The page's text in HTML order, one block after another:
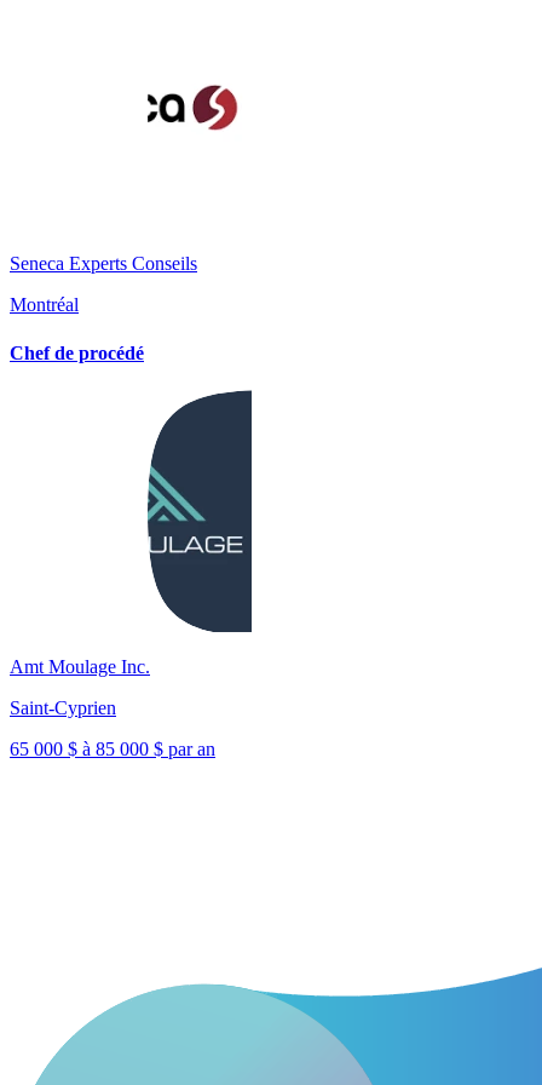
Seneca Experts Conseils
Montréal
Chef de procédé
Amt Moulage Inc.
Saint-Cyprien
65 000 $ à 85 000 $ par an